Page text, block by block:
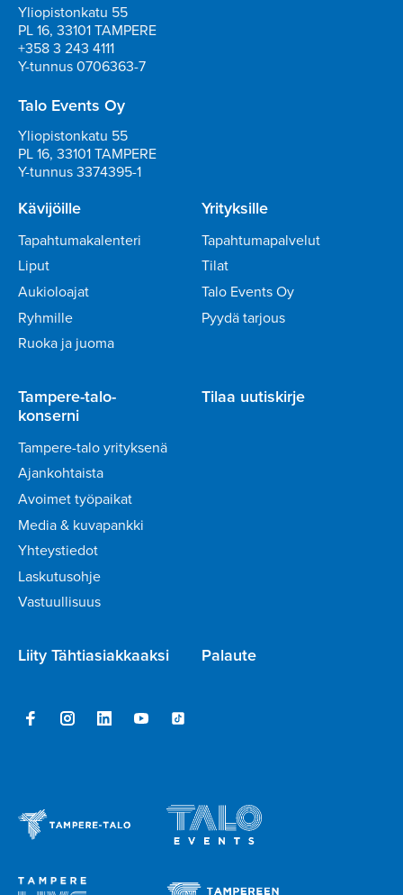
Yliopistonkatu 55
PL 16, 33101 TAMPERE
+358 3 243 4111
Y-tunnus 0706363-7
Talo Events Oy
Yliopistonkatu 55
PL 16, 33101 TAMPERE
Y-tunnus 3374395-1
Kävijöille
Tapahtumakalenteri
Liput
Aukioloajat
Ryhmille
Ruoka ja juoma
Yrityksille
Tapahtumapalvelut
Tilat
Talo Events Oy
Pyydä tarjous
Tampere-talo-
konserni
Tampere-talo yrityksenä
Ajankohtaista
Avoimet työpaikat
Media & kuvapankki
Yhteystiedot
Laskutusohje
Vastuullisuus
Tilaa uutiskirje
Liity Tähtiasiakkaaksi Palaute